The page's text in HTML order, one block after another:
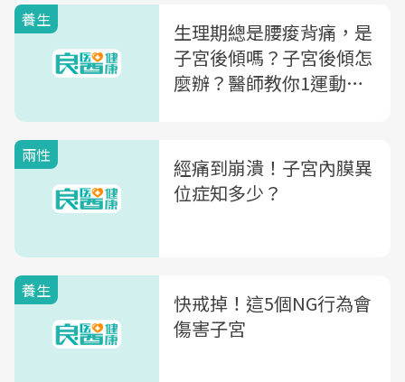
養生
生理期總是腰痠背痛，是
子宮後傾嗎？子宮後傾怎
麼辦？醫師教你1運動，
兩性
經痛到崩潰！子宮內膜異
位症知多少？
養生
快戒掉！這5個NG行為會
傷害子宮